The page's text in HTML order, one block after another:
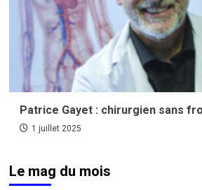
Patrice Gayet : chirurgien sans
1 juillet 2025
Le mag du mois